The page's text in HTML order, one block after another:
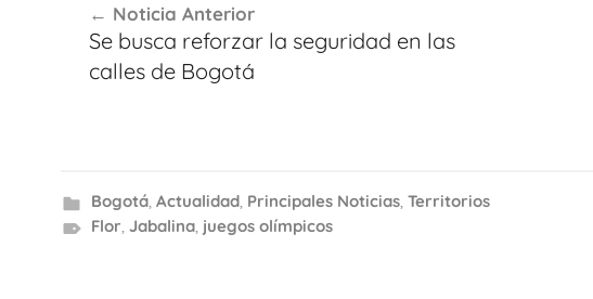
de
entradas
Noticia Anterior
Se busca reforzar la seguridad en las
calles de Bogotá
Bogotá, Actualidad, Principales Noticias, Territorios
Flor, Jabalina, juegos olímpicos